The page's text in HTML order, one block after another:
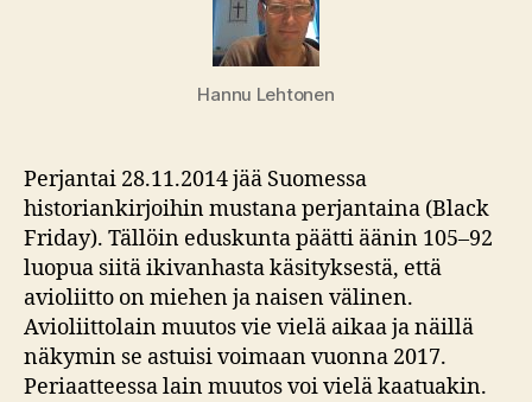
Hannu Lehtonen
Perjantai 28.11.2014 jää Suomessa
historiankirjoihin mustana perjantaina (Black
Friday). Tällöin eduskunta päätti äänin 105–92
luopua siitä ikivanhasta käsityksestä, että
avioliitto on miehen ja naisen välinen.
Avioliittolain muutos vie vielä aikaa ja näillä
näkymin se astuisi voimaan vuonna 2017.
Periaatteessa lain muutos voi vielä kaatuakin.